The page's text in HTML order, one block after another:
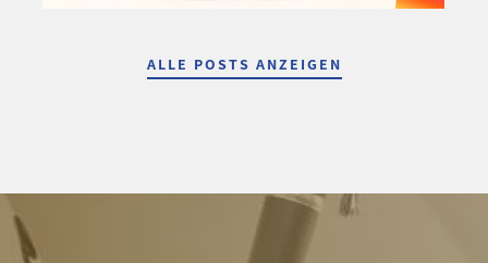
ALLE POSTS ANZEIGEN